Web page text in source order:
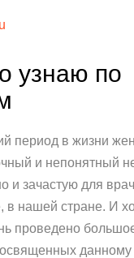
узнаю по
период в жизни
и непонятный
и зачастую для
в нашей стране. И
проведено
данному